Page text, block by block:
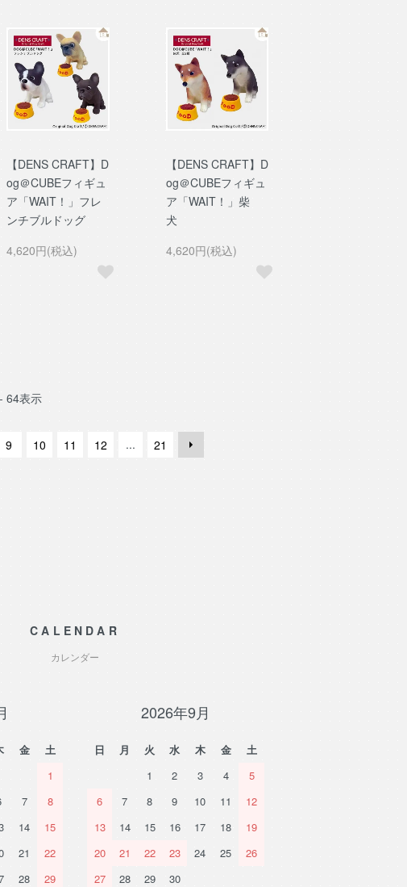
【DENS CRAFT】D
og＠CUBEフィギュ
ア「WAIT！」フレ
ンチブルドッグ
4,620円(税込)
【DENS CRAFT】D
og＠CUBEフィギュ
ア「WAIT！」柴
犬
4,620円(税込)
64表示
9 10 11 12 ... 21
CALENDAR
カレンダー
金
土
1
7
8
14
15
21
22
28
29
2026年9月
日 月 火 水 木 金
土
1
2 3 4
5
6
7 8 9 10 11
12
13
14 15 16 17 18
19
20
21 22 23 24 25
26
27
28 29 30